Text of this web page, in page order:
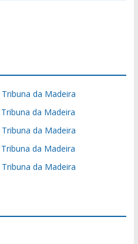
da Madeira
da Madeira
da Madeira
da Madeira
da Madeira